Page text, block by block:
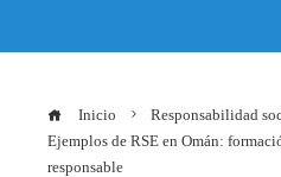
Inicio
Responsabilidad
Ejemplos de RSE en Omán:
responsable